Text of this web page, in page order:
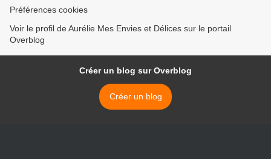
Préférences cookies
Voir le profil de Aurélie Mes Envies et Délices sur le portail
Overblog
Créer un blog sur Overblog
Créer un blog